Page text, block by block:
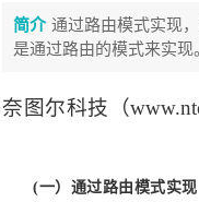
简介 通过路由模式实现
是通过路由的模式来实现
奈图尔科技 （
(一）通过路由模式实现